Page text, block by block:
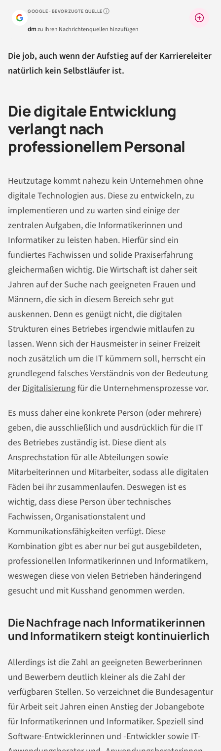
GOOGLE · BEVORZUGTE QUELLEWarum lohnt sich das?
dmzu Ihren Nachrichtenquellen hinzufügen
Die job, auch wenn der Aufstieg auf der Karriereleiter
natürlich kein Selbstläufer ist.
Die digitale Entwicklung
verlangt nach
professionellem Personal
Heutzutage kommt nahezu kein Unternehmen ohne
digitale Technologien aus. Diese zu entwickeln, zu
implementieren und zu warten sind einige der
zentralen Aufgaben, die Informatikerinnen und
Informatiker zu leisten haben. Hierfür sind ein
fundiertes Fachwissen und solide Praxiserfahrung
gleichermaßen wichtig. Die Wirtschaft ist daher seit
Jahren auf der Suche nach geeigneten Frauen und
Männern, die sich in diesem Bereich sehr gut
auskennen. Denn es genügt nicht, die digitalen
Strukturen eines Betriebes irgendwie mitlaufen zu
lassen. Wenn sich der Hausmeister in seiner Freizeit
noch zusätzlich um die IT kümmern soll, herrscht ein
grundlegend falsches Verständnis von der Bedeutung
derDigitalisierungfür die Unternehmensprozesse vor.
Es muss daher eine konkrete Person (oder mehrere)
geben, die ausschließlich und ausdrücklich für die IT
des Betriebes zuständig ist. Diese dient als
Ansprechstation für alle Abteilungen sowie
Mitarbeiterinnen und Mitarbeiter, sodass alle digitalen
Fäden bei ihr zusammenlaufen. Deswegen ist es
wichtig, dass diese Person über technisches
Fachwissen, Organisationstalent und
Kommunikationsfähigkeiten verfügt. Diese
Kombination gibt es aber nur bei gut ausgebildeten,
professionellen Informatikerinnen und Informatikern,
weswegen diese von vielen Betrieben händeringend
gesucht und mit Kusshand genommen werden.
Die Nachfrage nach Informatikerinnen
und Informatikern steigt kontinuierlich
Allerdings ist die Zahl an geeigneten Bewerberinnen
und Bewerbern deutlich kleiner als die Zahl der
verfügbaren Stellen. So verzeichnet die Bundesagentur
für Arbeit seit Jahren einen Anstieg der Jobangebote
für Informatikerinnen und Informatiker. Speziell sind
Software-Entwicklerinnen und -Entwickler sowie IT-